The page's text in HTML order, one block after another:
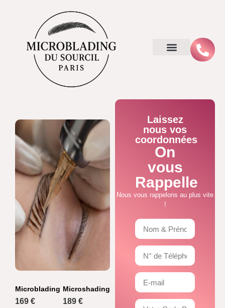
Microblading
169 €
Microshading
189 €
Laissez
nous vos
coordonnées
On
vous
Rappelle
Nous vous rappelons au plus vite
!